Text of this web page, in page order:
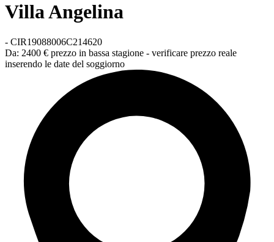
Villa Angelina
- CIR19088006C214620
Da: 2400 € prezzo in bassa stagione - verificare prezzo reale
inserendo le date del soggiorno